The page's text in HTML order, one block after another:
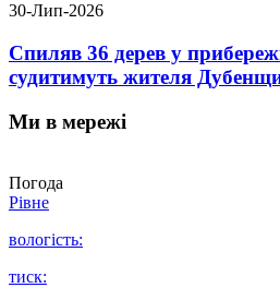
30-Лип-2026
Спиляв 36 дерев у
судитимуть жителя
Ми в мережі
Погода
Рівне
вологість:
тиск: